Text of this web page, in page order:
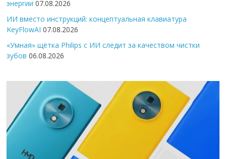
энергии 07.08.2026
ИИ вместо инструкций: концептуальная клавиатура
KeyFlowAI 07.08.2026
«Умная» щётка Philips с ИИ следит за качеством чистки
зубов 06.08.2026